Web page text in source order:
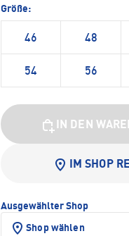
Größe:
46 48
54 56
IN DEN
IM SHOP
Ausgewählter Shop
Shop wählen